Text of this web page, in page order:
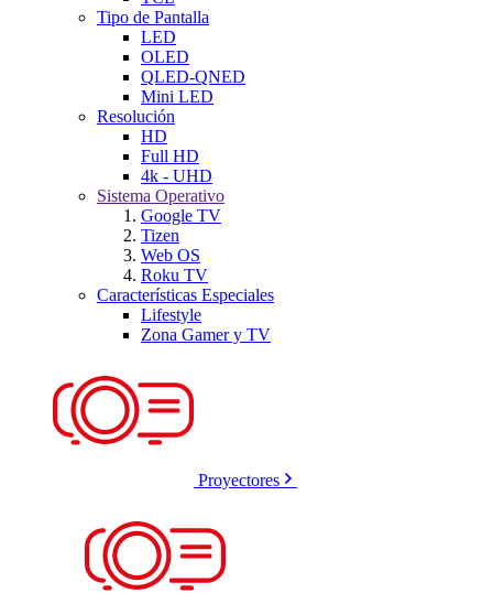
Tipo de Pantalla
LED
OLED
QLED-QNED
Mini LED
Resolución
HD
Full HD
4k - UHD
Sistema Operativo
Google TV
Tizen
Web OS
Roku TV
Características Especiales
Lifestyle
Zona Gamer y TV
Proyectores